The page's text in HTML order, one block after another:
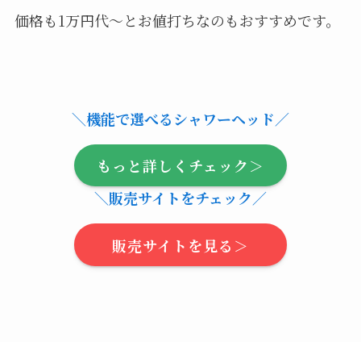
価格も1万円代〜とお値打ちなのもおすすめです。
＼機能で選べるシャワーヘッド／
もっと詳しくチェック＞
＼販売サイトをチェック／
販売サイトを見る＞